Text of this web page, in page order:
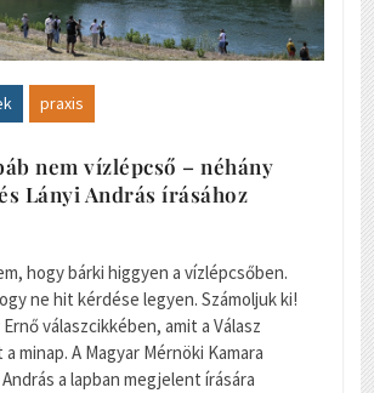
praxis
nem vízlépcső – néhány
Lányi András írásához
hogy bárki higgyen a vízlépcsőben.
ne hit kérdése legyen. Számoljuk ki!
válaszcikkében, amit a Válasz
minap. A Magyar Mérnöki Kamara
a lapban megjelent írására